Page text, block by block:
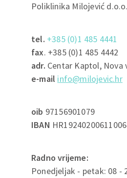
Poliklinika Milojević d.o.o.
tel. +385 (0)1 485 4441
fax. +385 (0)1 485 4442
adr. Centar Kaptol, Nova
e-mail info@milojevic.hr
oib 97156901079
IBAN
Radno vrijeme:
Ponedjeljak - petak: 08 -